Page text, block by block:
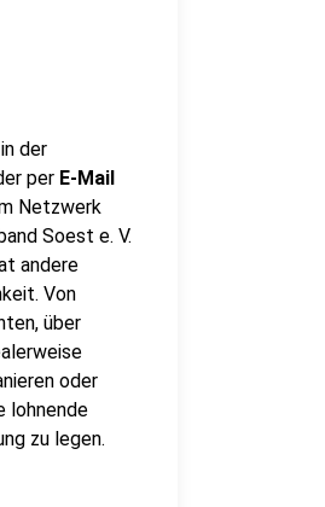
der
per E-Mail
Netzwerk
Soest e. V.
andere
Von
über
oder
lohnende
zu legen.